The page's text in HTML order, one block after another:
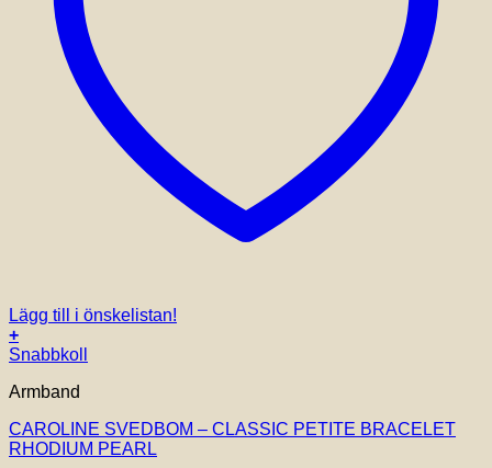
Lägg till i önskelistan!
+
Snabbkoll
Armband
CAROLINE SVEDBOM – CLASSIC PETITE BRACELET
RHODIUM PEARL